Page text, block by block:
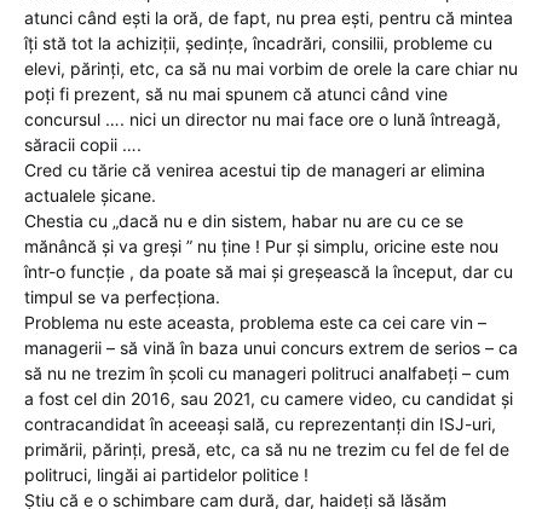
atunci când ești la oră, de fapt, nu prea ești, pentru că mintea
îți stă tot la achiziții, ședințe, încadrări, consilii, probleme cu
elevi, părinți, etc, ca să nu mai vorbim de orele la care chiar nu
poți fi prezent, să nu mai spunem că atunci când vine
concursul …. nici un director nu mai face ore o lună întreagă,
săracii copii ….
Cred cu tărie că venirea acestui tip de manageri ar elimina
actualele șicane.
Chestia cu „dacă nu e din sistem, habar nu are cu ce se
mănâncă și va greși ” nu ține ! Pur și simplu, oricine este nou
într-o funcție , da poate să mai și greșească la început, dar cu
timpul se va perfecționa.
Problema nu este aceasta, problema este ca cei care vin –
managerii – să vină în baza unui concurs extrem de serios – ca
să nu ne trezim în școli cu manageri politruci analfabeți – cum
a fost cel din 2016, sau 2021, cu camere video, cu candidat și
contracandidat în aceeași sală, cu reprezentanți din ISJ-uri,
primării, părinți, presă, etc, ca să nu ne trezim cu fel de fel de
politruci, lingăi ai partidelor politice !
Știu că e o schimbare cam dură, dar, haideți să lăsăm